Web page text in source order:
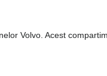
Volvo. Acest